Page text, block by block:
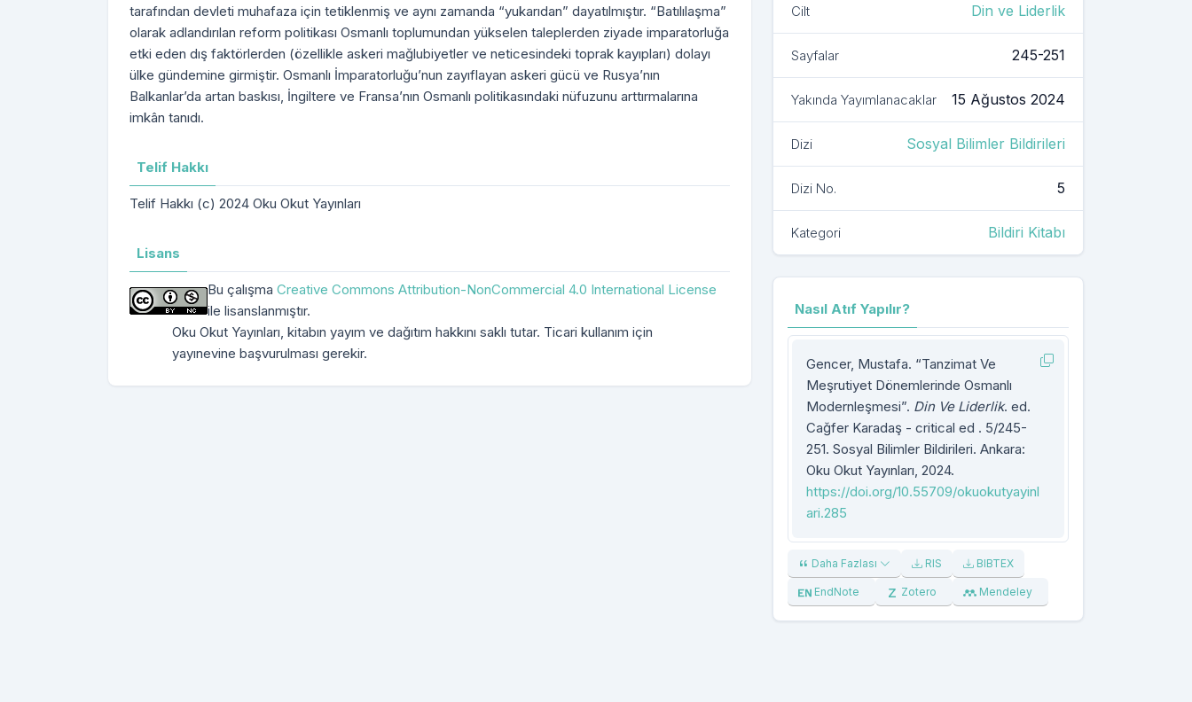
tarafından devleti muhafaza için tetiklenmiş ve aynı zamanda “yukarıdan” dayatılmıştır. “Batılılaşma”
olarak adlandırılan reform politikası Osmanlı toplumundan yükselen taleplerden ziyade imparatorluğa
etki eden dış faktörlerden (özellikle askeri mağlubiyetler ve neticesindeki toprak kayıpları) dolayı
ülke gündemine girmiştir. Osmanlı İmparatorluğu’nun zayıflayan askeri gücü ve Rusya’nın
Balkanlar’da artan baskısı, İngiltere ve Fransa’nın Osmanlı politikasındaki nüfuzunu arttırmalarına
imkân tanıdı.
Telif Hakkı
Telif Hakkı (c) 2024 Oku Okut Yayınları
Lisans
Bu çalışma Creative Commons Attribution-NonCommercial 4.0 International License
ile lisanslanmıştır.
Oku Okut Yayınları, kitabın yayım ve dağıtım hakkını saklı tutar. Ticari kullanım için
yayınevine başvurulması gerekir.
Cilt Din ve Liderlik
Sayfalar 245-251
Yakında Yayımlanacaklar 15 Ağustos 2024
Dizi Sosyal Bilimler Bildirileri
Dizi No. 5
Kategori Bildiri Kitabı
Nasıl Atıf Yapılır?
Gencer, Mustafa. “Tanzimat Ve
Meşrutiyet Dönemlerinde Osmanlı
Modernleşmesi”. Din Ve Liderlik. ed.
Cağfer Karadaş - critical ed . 5/245-
251. Sosyal Bilimler Bildirileri. Ankara:
Oku Okut Yayınları, 2024.
https://doi.org/10.55709/okuokutyayinl
ari.285
Daha Fazlası RIS BIBTEX
EndNote Zotero Mendeley